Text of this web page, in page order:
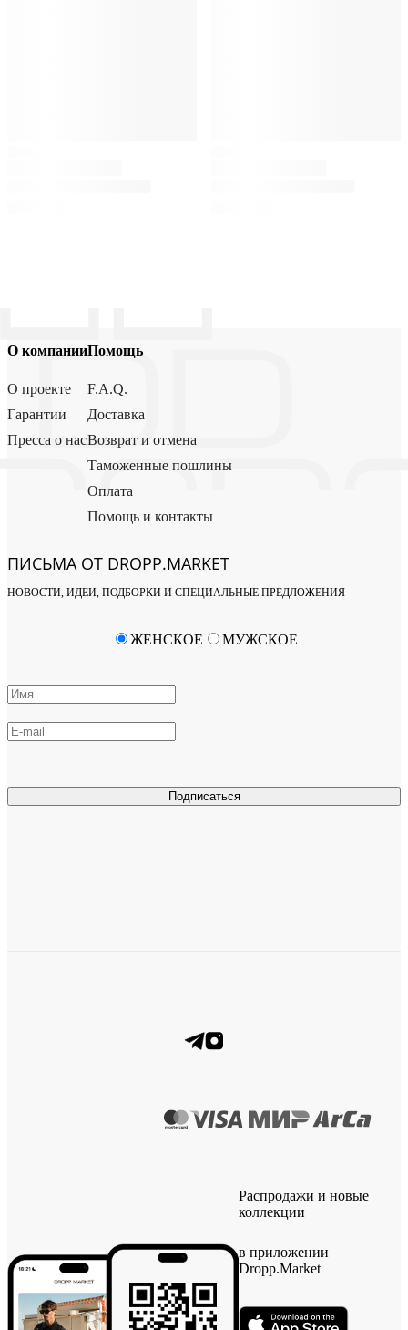
О компании
О проекте
Гарантии
Пресса о нас
Помощь
F.A.Q.
Доставка
Возврат и отмена
Таможенные пошлины
Оплата
Помощь и контакты
ПИСЬМА ОТ DROPP.MARKET
НОВОСТИ, ИДЕИ, ПОДБОРКИ И СПЕЦИАЛЬНЫЕ ПРЕДЛОЖЕНИЯ
Подписаться
ЖЕНСКОЕ МУЖСКОЕ
Распродажи и новые
коллекции
в приложении
Dropp.Market